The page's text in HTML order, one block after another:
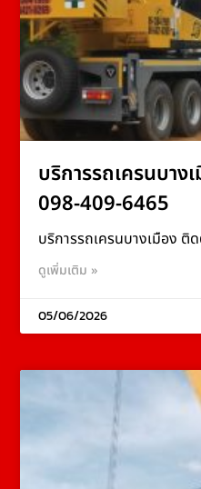
บริการรถเครนบาง
098-409-6465
บริการรถเครนบางเมือง ติ
ดูเพิ่มเติม »
05/06/2026